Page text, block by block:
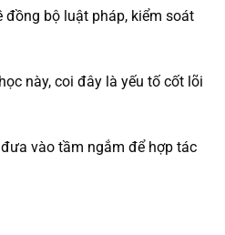
đồng bộ luật pháp, kiểm soát
này, coi đây là yếu tố cốt lõi
vào tầm ngắm để hợp tác